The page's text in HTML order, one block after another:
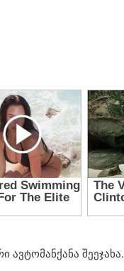
ავტომანქანა შეეჯახა.